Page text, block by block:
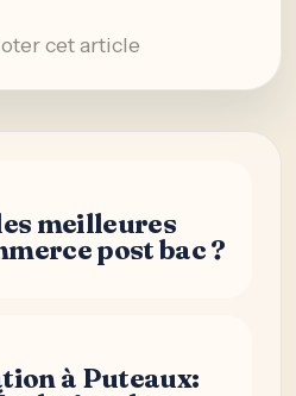
cet article
meilleures
post bac ?
à Puteaux: